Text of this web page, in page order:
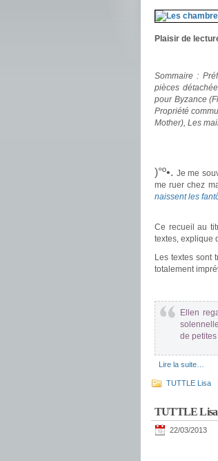
Plaisir de
Sommaire :
pièces
pour Byzance
Propriété
Mother), Les
)°º•. Je me
me ruer chez
naissent les
Ce recueil au
textes, explique
Les textes sont
totalement
Ellen
de
Lire la suite…
TUTTLE Lisa
TUTTLE Lisa
22/03/2013